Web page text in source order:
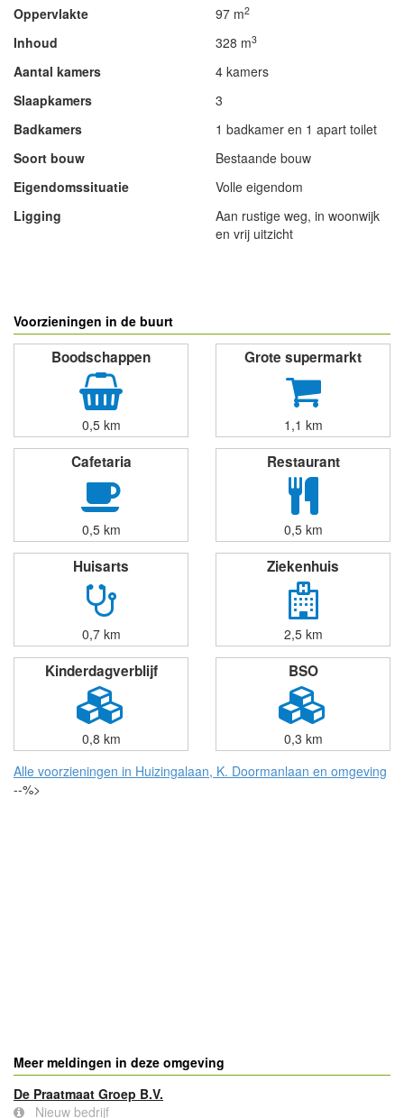
Oppervlakte
97 m2
Inhoud 328 m3
Aantal kamers
4 kamers
Slaapkamers
3
Badkamers
1 badkamer en 1 apart toilet
Soort bouw
Bestaande bouw
Eigendomssituatie
Volle eigendom
Ligging
Aan rustige weg, in woonwijk
en vrij uitzicht
Voorzieningen in de buurt
Boodschappen
0,5 km
Grote supermarkt
1,1 km
Cafetaria
0,5 km
Restaurant
0,5 km
Huisarts
0,7 km
Ziekenhuis
2,5 km
Kinderdagverblijf BSO
Alle voorzieningen in Huizingalaan, K. Doormanlaan en omgeving
Meer meldingen in deze omgeving